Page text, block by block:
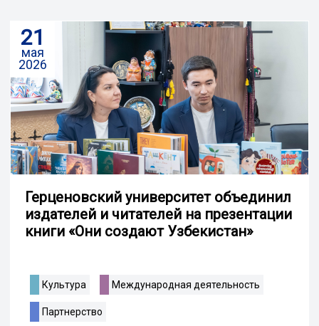
21
мая
2026
Герценовский университет объединил
издателей и читателей на презентации
книги «Они создают Узбекистан»
Культура Международная деятельность
Партнерство